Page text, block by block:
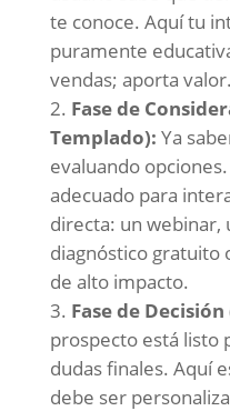
te conoce. Aquí tu
puramente
vendas; aporta valor.
Fase de
Templado): Ya
evaluando
adecuado para
directa: un webinar,
diagnóstico gratuito
de alto impacto.
Fase de
prospecto está listo
dudas finales. Aquí
debe ser